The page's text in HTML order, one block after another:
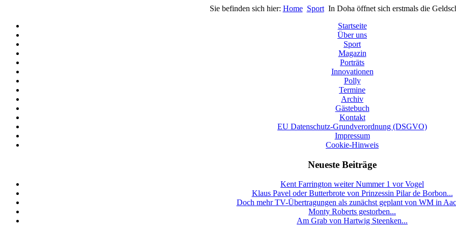
Sie befinden sich hier: Home Sport In Doha öffnet sich erstmals die
Startseite
Über uns
Sport
Magazin
Porträts
Innovationen
Polly
Termine
Archiv
Gästebuch
Kontakt
EU Datenschutz-Grundverordnung (DSGVO)
Impressum
Cookie-Hinweis
Neueste Beiträge
Kent Farrington weiter Nummer 1 vor Vogel
Klaus Pavel oder Butterbrote von Prinzessin Pilar de Borbon...
Doch mehr TV-Übertragungen als zunächst geplant von WM in
Monty Roberts gestorben...
Am Grab von Hartwig Steenken...